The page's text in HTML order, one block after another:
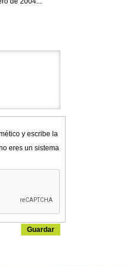
y escribe la
eres un sistema